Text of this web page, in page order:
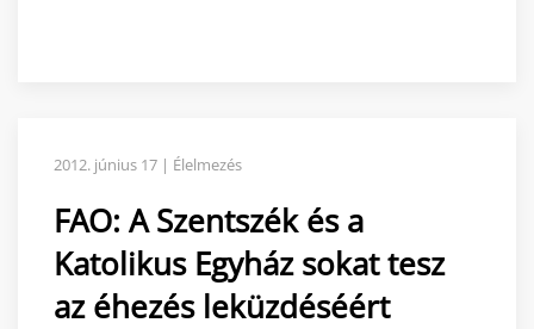
2012. június 17 | Élelmezés
FAO: A Szentszék és a
Katolikus Egyház sokat tesz
az éhezés leküzdéséért